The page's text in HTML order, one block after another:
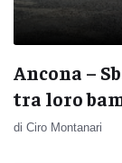
Ancona –
tra loro
di Ciro Montanari